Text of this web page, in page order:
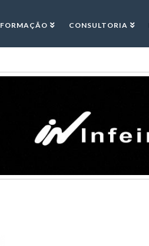
FORMAÇÃO CONSULTORIA